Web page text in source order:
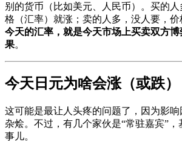
别的货币（比如美元、人民币）。买的
格（汇率）就涨；卖的人多，没人要，价
今天的汇率，就是今天市场上买卖双方
果。
今天日元为啥会涨（或跌）
这可能是最让人头疼的问题了，因为影
杂烩。不过，有几个家伙是“常驻嘉宾”
事儿。